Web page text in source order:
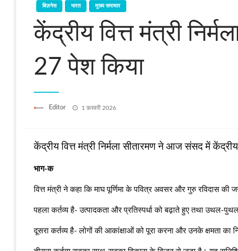
बिज़नेस भारत मुख्य समाचार
केंद्रीय वित्त मंत्री
27 पेश किया
Editor
Posted
1 फ़रवरी 2026
केंद्रीय वित्त मंत्री निर्मला सीतारमण ने आज संसद में
भाग-क
वित्त मंत्री ने कहा कि माघ पूर्णिमा के पवित्र अवसर और गुरु रविदास
पहला कर्तव्य है- उत्पादकता और प्रतिस्पर्धा को बढ़ाते हुए तथा उथल-
दूसरा कर्तव्य है- लोगों की आकांक्षाओं को पूरा करना और उनके क्षमता का